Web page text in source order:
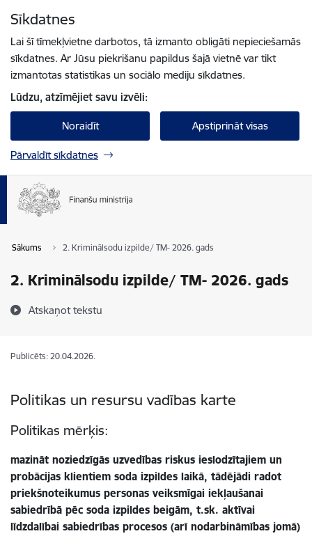
Sīkdatnes
Lai šī tīmekļvietne darbotos, tā izmanto obligāti nepieciešamās
sīkdatnes. Ar Jūsu piekrišanu papildus šajā vietnē var tikt
izmantotas statistikas un sociālo mediju sīkdatnes.
Lūdzu, atzīmējiet savu izvēli:
Noraidīt Apstiprināt visas
Pārvaldīt sīkdatnes
Sākums 2. Kriminālsodu izpilde/ TM- 2026. gads
2. Kriminālsodu izpilde/ TM- 2026. gads
Atskaņot tekstu
Publicēts: 20.04.2026.
Politikas un resursu vadības karte
Politikas mērķis:
mazināt noziedzīgās uzvedības riskus ieslodzītajiem un
probācijas klientiem soda izpildes laikā, tādējādi radot
priekšnoteikumus personas veiksmīgai iekļaušanai
sabiedrībā pēc soda izpildes beigām, t.sk. aktīvai
līdzdalībai sabiedrības procesos (arī nodarbināmības jomā)